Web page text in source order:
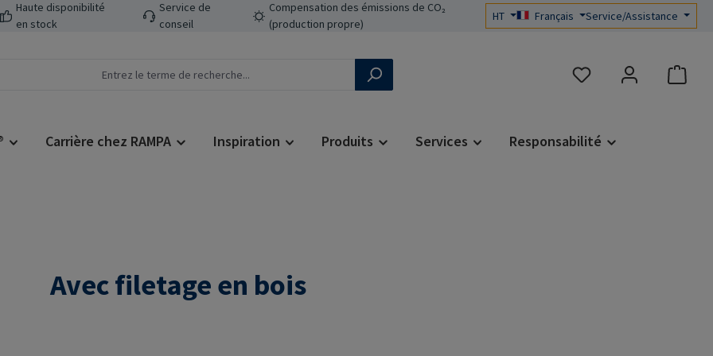
Haute disponibilité
en stock
Service de
conseil
Compensation des émissions de CO₂
(production propre)
HT Français Service/Assistance
Vous avez 0 articles
Carrière chez RAMPA Inspiration Produits Services Responsabilité
Avec filetage en bois